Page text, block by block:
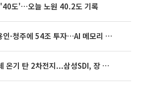
도'…오늘 노원 40.2도 기록
SK하이닉스, 용인·청주에 54조 투자…AI 메모리 생산기지 키운다
[특징주] 반도체 온기 탄 2차전지...삼성SDI, 장 초반 7% 넘게 껑충